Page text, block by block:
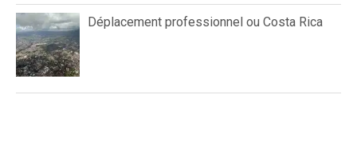
Déplacement professionnel ou Costa Rica